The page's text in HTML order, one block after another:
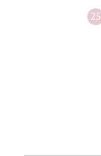
25